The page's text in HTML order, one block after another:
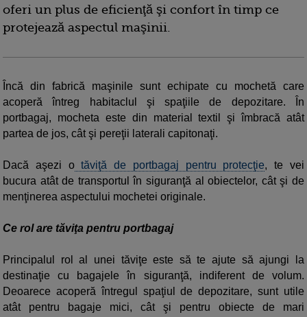
oferi un plus de eficienţă şi confort în timp ce
protejează aspectul maşinii.
Încă din fabrică maşinile sunt echipate cu mochetă care
acoperă întreg habitaclul şi spaţiile de depozitare. În
portbagaj, mocheta este din material textil şi îmbracă atât
partea de jos, cât şi pereţii laterali capitonaţi.
Dacă aşezi otăviţă de portbagaj pentru protecţie, te vei
bucura atât de transportul în siguranţă al obiectelor, cât şi de
menţinerea aspectului mochetei originale.
Ce rol are tăviţa pentru portbagaj
Principalul rol al unei tăviţe este să te ajute să ajungi la
destinaţie cu bagajele în siguranţă, indiferent de volum.
Deoarece acoperă întregul spaţiul de depozitare, sunt utile
atât pentru bagaje mici, cât şi pentru obiecte de mari